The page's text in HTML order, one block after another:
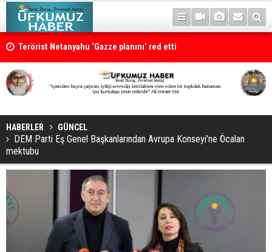
Terörist Netanyahu ‘Gazze planını’ red etti
HABERLER GÜNCEL
DEM Parti Eş Genel Başkanlarından Avrupa Konseyi'ne Öcalan
mektubu